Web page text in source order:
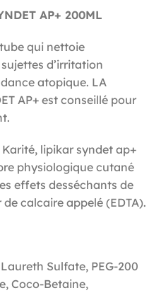
AP+ 200ML
qui nettoie
d’irritation
atopique. LA
AP+ est conseillé pour
lipikar syndet ap+
physiologique cutané
effets desséchants de
calcaire appelé (EDTA).
Sulfate, PEG-200
Coco-Betaine,